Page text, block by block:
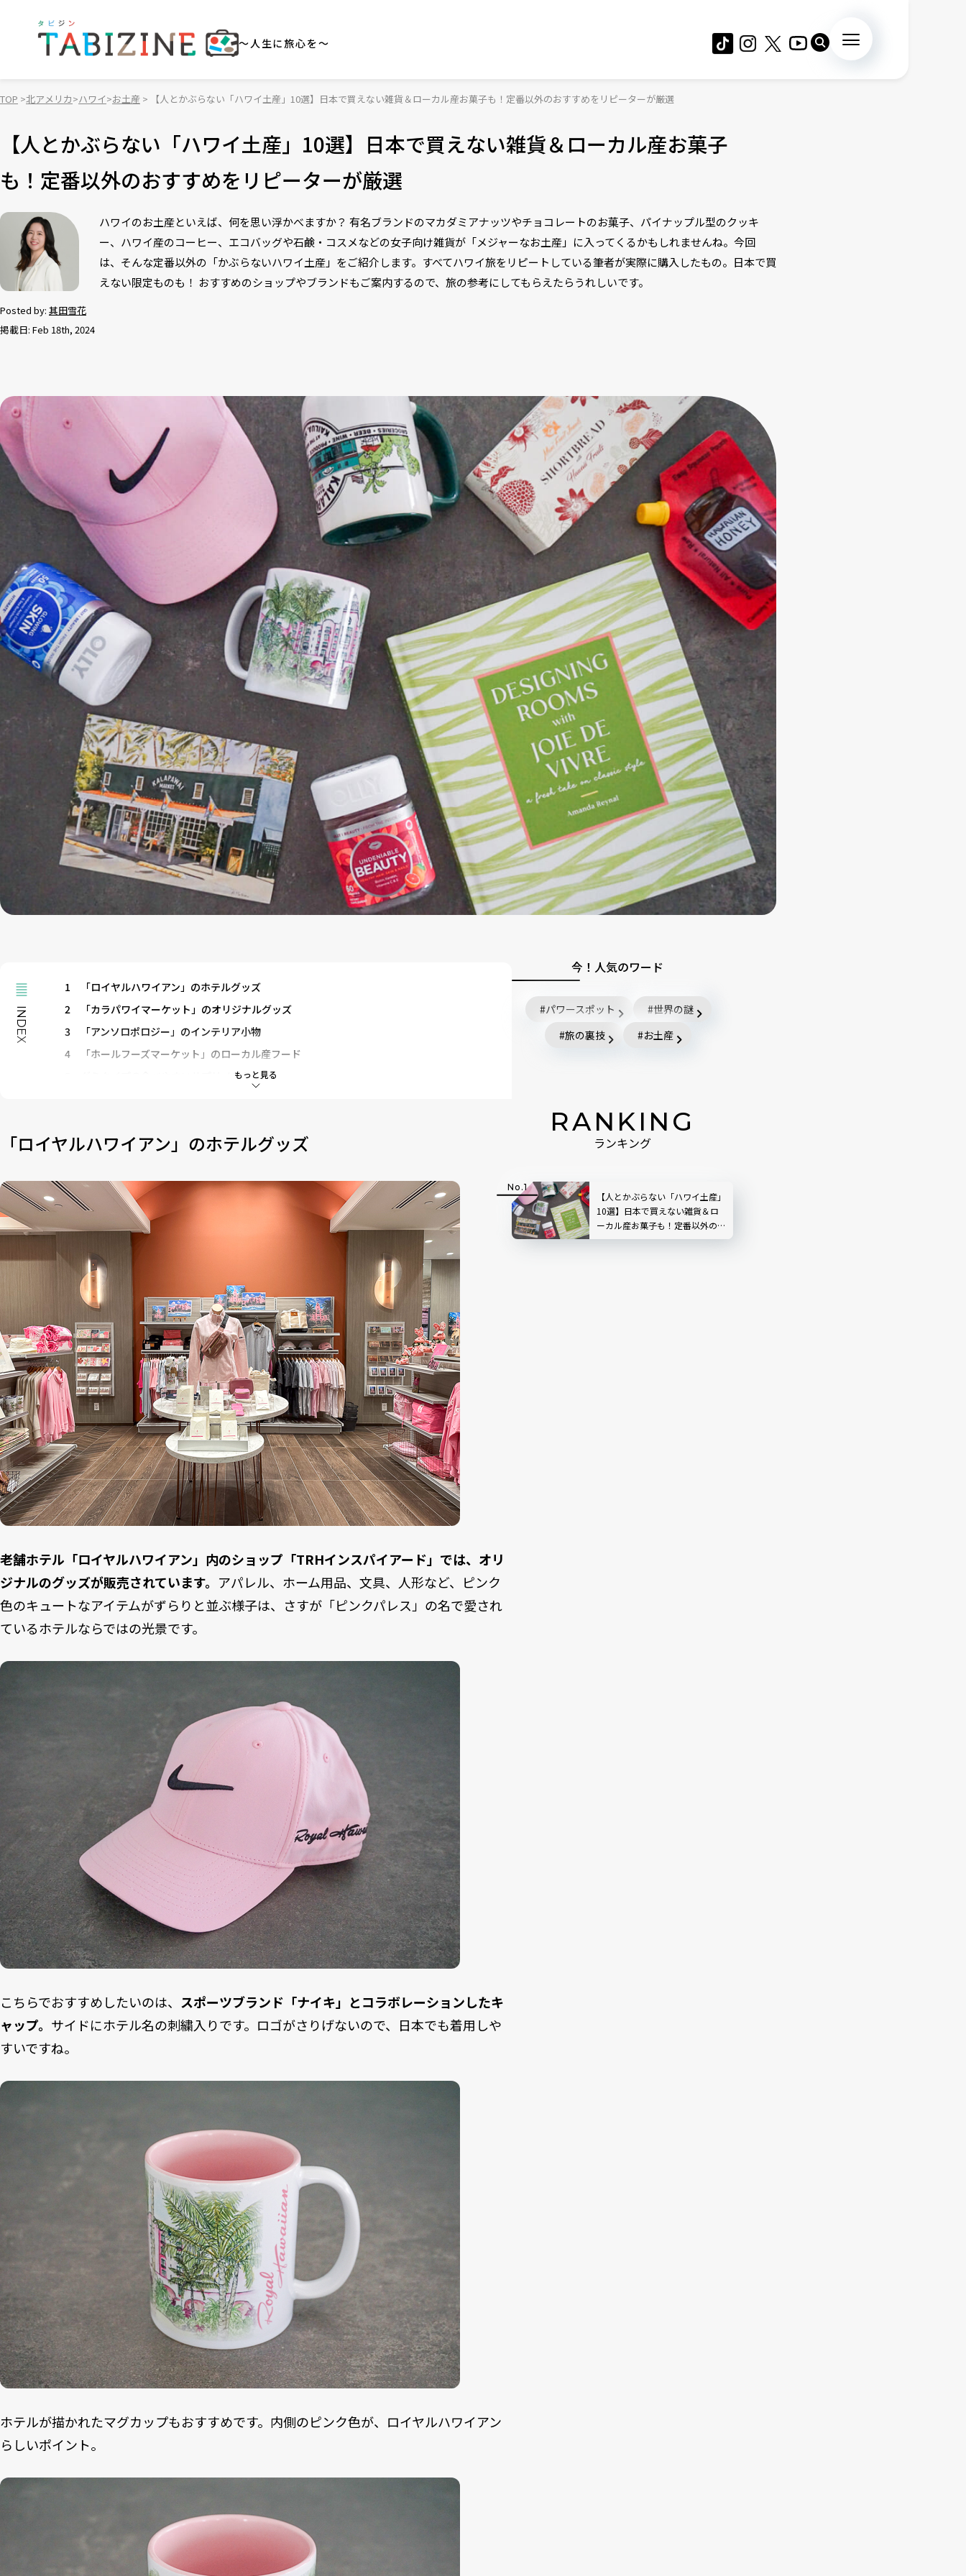
～人生に旅心を～
TOP 北アメリカ ハワイ お土産 【人とかぶらない「ハワイ土産」10選】日本で買えない雑貨＆ローカル産お菓子も！定番以外のおすすめをリピーターが厳選
【人とかぶらない「ハワイ土産」10選】日本で買えない雑貨＆ローカル産お菓子
も！定番以外のおすすめをリピーターが厳選
Posted by: 其田雪花
掲載日: Feb 18th, 2024
ハワイのお土産といえば、何を思い浮かべますか？ 有名ブランドのマカダミアナッツやチョコレートのお菓子、パイナップル型のクッキ
ー、ハワイ産のコーヒー、エコバッグや石鹸・コスメなどの女子向け雑貨が「メジャーなお土産」に入ってくるかもしれませんね。今回
は、そんな定番以外の「かぶらないハワイ土産」をご紹介します。すべてハワイ旅をリピートしている筆者が実際に購入したもの。日本で買
えない限定ものも！ おすすめのショップやブランドもご案内するので、旅の参考にしてもらえたらうれしいです。
もっと見る
INDEX
1
「ロイヤルハワイアン」のホテルグッズ
2
「カラパワイマーケット」のオリジナルグッズ
3
「アンソロポロジー」のインテリア小物
4
「ホールフーズマーケット」のローカル産フード
グミタイプの食べやすいサプリメント
8
「マウイフルーツジュエルズ」のショートブレッド
10
おしゃれな洋書
「ロイヤルハワイアン」のホテルグッズ
老舗ホテル「ロイヤルハワイアン」内のショップ「TRHインスパイアード」では、オリ
ジナルのグッズが販売されています。 アパレル、ホーム用品、文具、人形など、ピンク
色のキュートなアイテムがずらりと並ぶ様子は、さすが「ピンクパレス」の名で愛され
ているホテルならではの光景です。
こちらでおすすめしたいのは、 スポーツブランド「ナイキ」とコラボレーションしたキ
ャップ。 サイドにホテル名の刺繍入りです。ロゴがさりげないので、日本でも着用しや
すいですね。
ホテルが描かれたマグカップもおすすめです。内側のピンク色が、ロイヤルハワイアン
らしいポイント。
今！人気のワード
パワースポット
世界の謎
旅の裏技
お土産
RANKING
ランキング
【人とかぶらない「ハワイ土産」
10選】日本で買えない雑貨＆ロ
ーカル産お菓子も！定番以外のお
すすめをリピーターが厳選